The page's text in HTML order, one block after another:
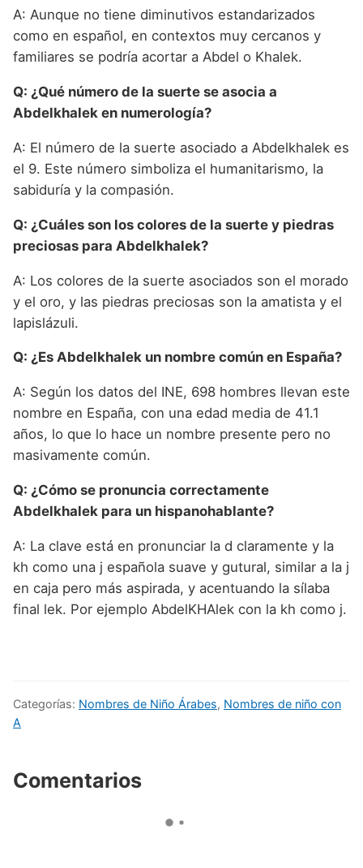
A: Aunque no tiene diminutivos estandarizados
como en español, en contextos muy cercanos y
familiares se podría acortar a Abdel o Khalek.
Q: ¿Qué número de la suerte se asocia a
Abdelkhalek en numerología?
A: El número de la suerte asociado a Abdelkhalek es
el 9. Este número simboliza el humanitarismo, la
sabiduría y la compasión.
Q: ¿Cuáles son los colores de la suerte y piedras
preciosas para Abdelkhalek?
A: Los colores de la suerte asociados son el morado
y el oro, y las piedras preciosas son la amatista y el
lapislázuli.
Q: ¿Es Abdelkhalek un nombre común en España?
A: Según los datos del INE, 698 hombres llevan este
nombre en España, con una edad media de 41.1
años, lo que lo hace un nombre presente pero no
masivamente común.
Q: ¿Cómo se pronuncia correctamente
Abdelkhalek para un hispanohablante?
A: La clave está en pronunciar la d claramente y la
kh como una j española suave y gutural, similar a la j
en caja pero más aspirada, y acentuando la sílaba
final lek. Por ejemplo AbdelKHAlek con la kh como j.
Categorías: Nombres de Niño Árabes, Nombres de niño con
A
Comentarios